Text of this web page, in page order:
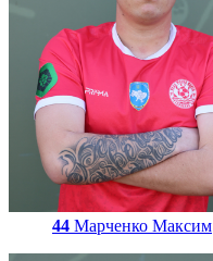
44 Марченко Максим